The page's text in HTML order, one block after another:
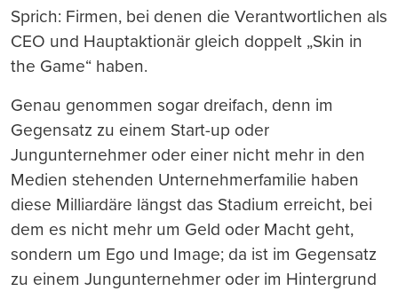
Sprich: Firmen, bei denen die Verantwortlichen als
CEO und Hauptaktionär gleich doppelt „Skin in
the Game“ haben.
Genau genommen sogar dreifach, denn im
Gegensatz zu einem Start-up oder
Jungunternehmer oder einer nicht mehr in den
Medien stehenden Unternehmerfamilie haben
diese Milliardäre längst das Stadium erreicht, bei
dem es nicht mehr um Geld oder Macht geht,
sondern um Ego und Image; da ist im Gegensatz
zu einem Jungunternehmer oder im Hintergrund